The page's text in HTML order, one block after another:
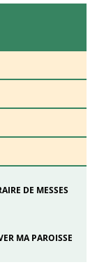
DE MESSES
MA PAROISSE